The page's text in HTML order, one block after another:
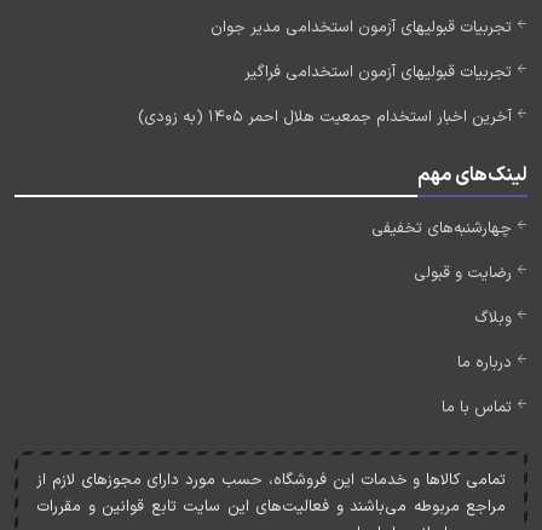
تجربیات قبولیهای آزمون استخدامی مدیر جوان
تجربیات قبولیهای آزمون استخدامی فراگیر
آخرین اخبار استخدام جمعیت هلال احمر 1405 (به زودی)
لینک‌های مهم
چهارشنبه‌های تخفیفی
رضایت و قبولی
وبلاگ
درباره ما
تماس با ما
تمامی کالاها و خدمات اين فروشگاه، حسب مورد دارای مجوزهای لازم از
مراجع مربوطه می‌باشند و فعاليت‌های اين سايت تابع قوانين و مقررات